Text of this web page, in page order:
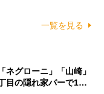
一覧を見る
ネグローニ」「山崎」
目の隠れ家バーで1…